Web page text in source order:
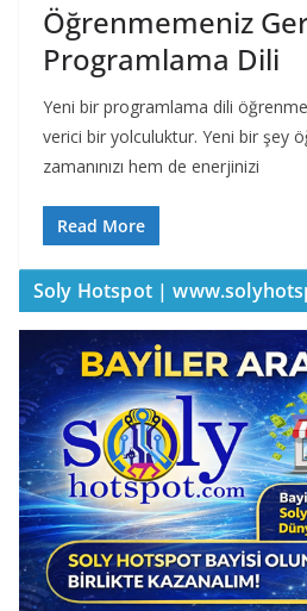
Öğrenmemeniz
Programlama Dili
Yeni bir programlama dili
verici bir yolculuktur. Yeni bir şey
zamanınızı hem de enerjinizi
Read More
Soly Hotspot |